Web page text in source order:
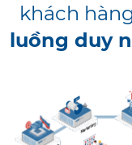
khách
luồng duy